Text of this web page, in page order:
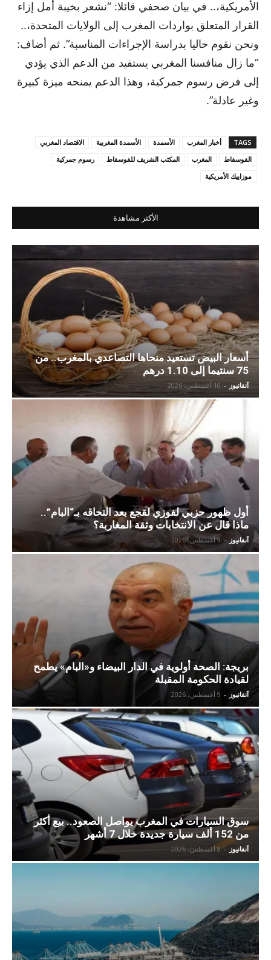
الأمريكية،.. في بيان صحفي قائلا: “نشعر بخيبة أمل إزاء
القرار المتعلق بواردات المغرب إلى الولايات المتحدة،..
ونحن نقوم حاليا بدراسة الإجراءات المناسبة”. ثم أضاف:
“ما زال منافسنا المغربي يستفيد من الدعم الذي يؤدي
إلى فرض رسوم جمركية، وهذا الدعم يمنحه ميزة كبيرة
وغير عادلة”.
TAGS أخبار المغرب الأسمدة الأسمدة المغربية
الاقتصاد المغربي
الفوسفاط
المغرب المكتب الشريف للفوسفاط
رسوم جمركية
موزاييك الأمريكية
الأكثر مشاهدة
أسعار البيض تستعيد منحاها التصاعدي بالمغرب.. من
75 سنتيما إلى 1.10 درهم
آنفانيوز - 10 أغسطس، 2026
أول ظهور حزبي لفوزي لقجع بعد التحاقه بـ“البام”..
ماذا قال عن الانتخابات وثقة المغاربة؟
آنفانيوز - 9 أغسطس، 2026
بريجة: الصحة أولوية في الدار البيضاء و«البام» يطمح
لقيادة الحكومة المقبلة
آنفانيوز - 9 أغسطس، 2026
سوق السيارات في المغرب يواصل الصعود.. بيع أكثر
من 152 ألف سيارة جديدة خلال 7 أشهر
آنفانيوز - 8 أغسطس، 2026